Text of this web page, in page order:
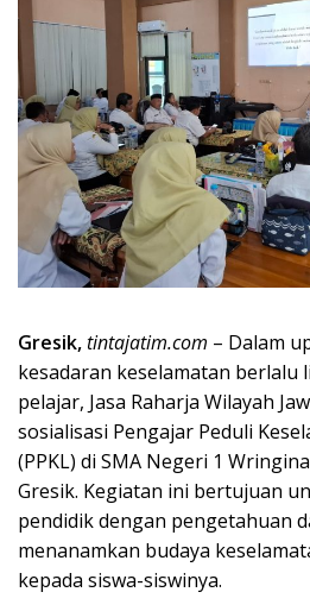
Gresik,tintajatim.com – Dalam
kesadaran keselamatan berlalu
pelajar, Jasa Raharja Wilayah
sosialisasi Pengajar Peduli
(PPKL) di SMA Negeri 1
Gresik. Kegiatan ini bertujuan
pendidik dengan pengetahuan
menanamkan budaya
kepada siswa-siswinya.